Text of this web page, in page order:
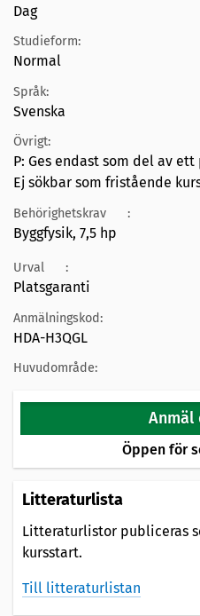
Dag
Studieform:
Normal
Språk:
Svenska
Övrigt:
P: Ges endast som del av ett
Ej sökbar som fristående
Behörighetskrav :
Byggfysik, 7,5 hp
Urval :
Platsgaranti
Anmälningskod:
HDA-H3QGL
Huvudområde:
Anmäl
Öppen för
Litteraturlista
Litteraturlistor publiceras
kursstart.
Till litteraturlistan